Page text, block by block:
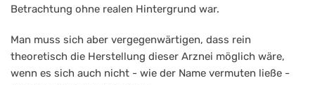
Betrachtung ohne realen Hintergrund war.
Man muss sich aber vergegenwärtigen, dass rein
theoretisch die Herstellung dieser Arznei möglich wäre,
wenn es sich auch nicht - wie der Name vermuten ließe -